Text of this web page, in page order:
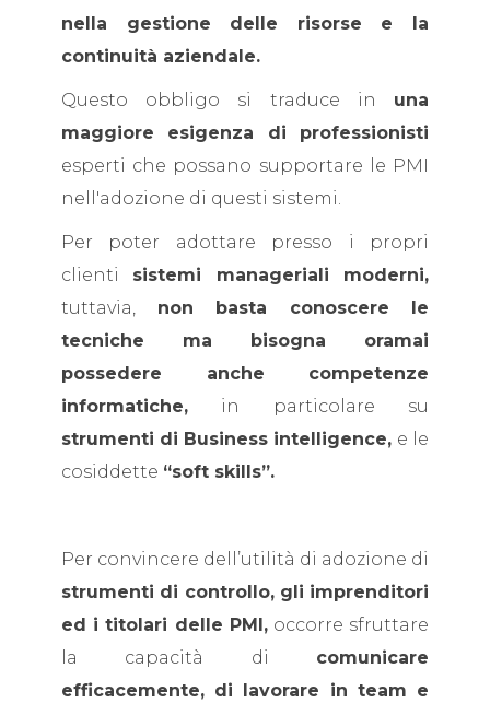
nella gestione delle risorse e la
continuità aziendale.
Questo obbligo si traduce in una
maggiore esigenza di professionisti
esperti che possano supportare le PMI
nell'adozione di questi sistemi.
Per poter adottare presso i propri
clienti sistemi manageriali moderni,
tuttavia, non basta conoscere le
tecniche ma bisogna oramai
possedere anche competenze
informatiche, in particolare su
strumenti di Business intelligence, e le
cosiddette “soft skills”.
Per convincere dell’utilità di adozione di
strumenti di controllo, gli imprenditori
ed i titolari delle PMI,occorre sfruttare
la capacità di comunicare
efficacemente, di lavorare in team e